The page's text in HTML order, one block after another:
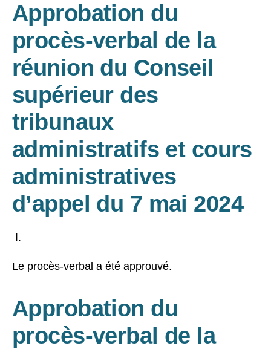
Approbation du
procès-verbal de la
réunion du Conseil
supérieur des
tribunaux
administratifs et cours
administratives
d’appel du 7 mai 2024
Le procès-verbal a été approuvé.
Approbation du
procès-verbal de la